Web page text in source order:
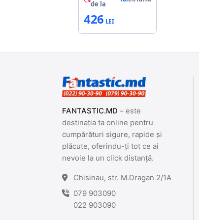
de la
426
FANTASTIC.MD – este
destinația ta online pentru
cumpărături sigure, rapide și
plăcute, oferindu-ți tot ce ai
nevoie la un click distanță.
Chisinau, str. M.Dragan 2/1A
079 903090
022 903090